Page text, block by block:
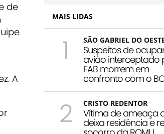
de
A
MAIS LIDAS
1 SÃO GABRIEL DO
Suspeitos de
avião interceptado
FAB morrem em
confronto com o
2 CRISTO REDENTOR
Vítima de ameaça
deixa residência e